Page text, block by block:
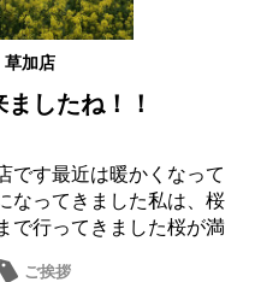
草加店
したね！！
す最近は暖かくなって
なってきました私は、桜
で行ってきました桜が満
ご挨拶